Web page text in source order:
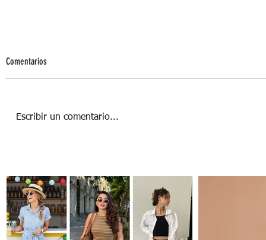
Un masaje para tu belleza
Comentarios
Escribir un comentario...